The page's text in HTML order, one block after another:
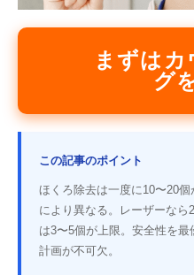
まずはカ
グ
この記事のポイント
ほくろ除去は一度に10〜20
により異なる。レーザーな
は3〜5個が上限。安全性を
計画が不可欠。